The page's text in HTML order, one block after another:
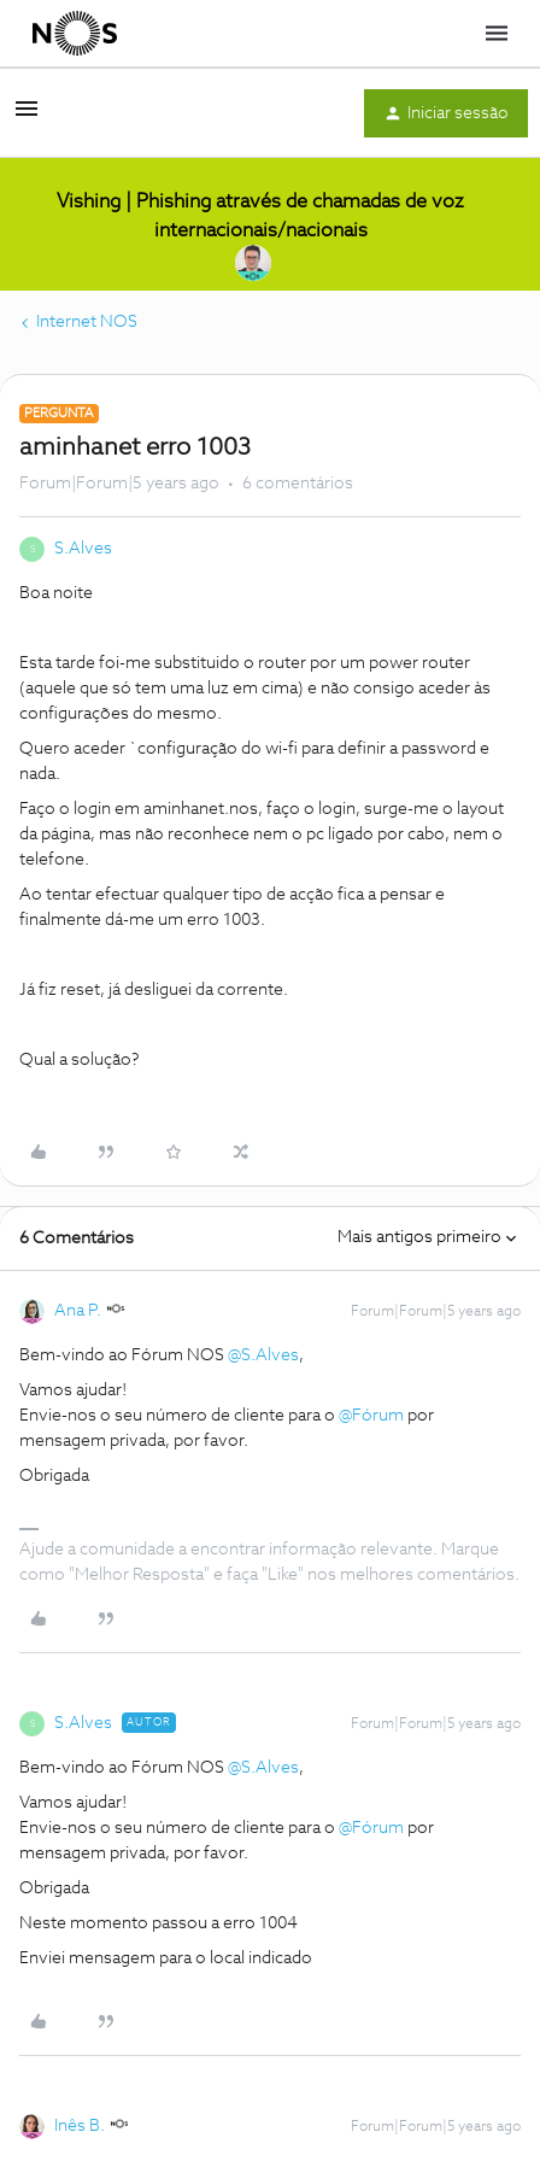
Menu
Iniciar sessão
Vishing | Phishing através de chamadas de voz
internacionais/nacionais
Internet NOS
PERGUNTA
aminhanet erro 1003
Forum|Forum|5 years ago 6 comentários
S S.Alves
Boa noite
Esta tarde foi-me substituido o router por um power router
(aquele que só tem uma luz em cima) e não consigo aceder às
configurações do mesmo.
Quero aceder `configuração do wi-fi para definir a password e
nada.
Faço o login em aminhanet.nos, faço o login, surge-me o layout
da página, mas não reconhece nem o pc ligado por cabo, nem o
telefone.
Ao tentar efectuar qualquer tipo de acção fica a pensar e
finalmente dá-me um erro 1003.
Já fiz reset, já desliguei da corrente.
Qual a solução?
6 Comentários Mais antigos primeiro
Ana P. Forum|Forum|5 years ago
Bem-vindo ao Fórum NOS @S.Alves,
Vamos ajudar!
Envie-nos o seu número de cliente para o @Fórum por
mensagem privada, por favor.
Obrigada
Ajude a comunidade a encontrar informação relevante. Marque
como "Melhor Resposta" e faça "Like" nos melhores comentários.
S S.Alves AUTOR Forum|Forum|5 years ago
Bem-vindo ao Fórum NOS @S.Alves,
Vamos ajudar!
Envie-nos o seu número de cliente para o @Fórum por
mensagem privada, por favor.
Obrigada
Neste momento passou a erro 1004
Enviei mensagem para o local indicado
Inês B. Forum|Forum|5 years ago